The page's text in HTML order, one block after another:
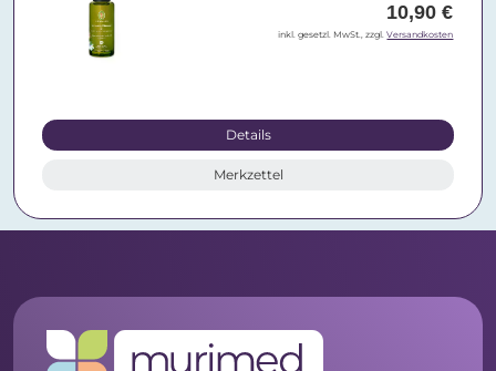
10,90 €
inkl. gesetzl. MwSt., zzgl.Versandkosten
Details
Merkzettel